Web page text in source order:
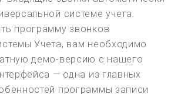
системе учета.
программу звонков
Учета, вам необходимо
демо-версию с нашего
— одна из главных
программы записи